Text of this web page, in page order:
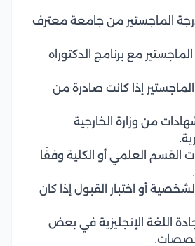
الماجستير من جامعة معترف
مع برنامج الدكتوراه
إذا كانت صادرة من
من وزارة الخارجية
القسم العلمي أو الكلية وفقًا
الشخصية أو اختبار القبول إذا كان
اللغة الإنجليزية في بعض